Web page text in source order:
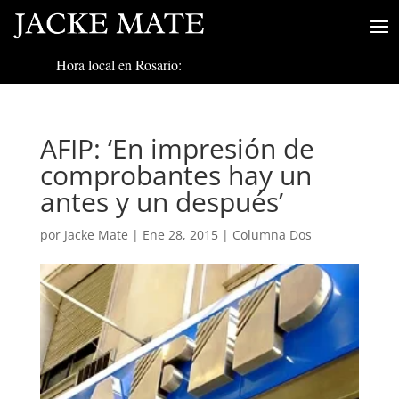
Hora local en Rosario:
AFIP: ‘En impresión de
comprobantes hay un
antes y un después’
por Jacke Mate | Ene 28, 2015| Columna Dos